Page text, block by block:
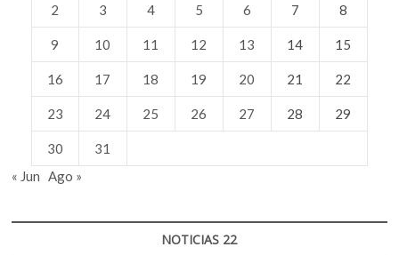
2 3 4 5 6 7 8
9 10 11 12 13 14 15
16 17 18 19 20 21 22
23 24 25 26 27 28 29
30
31
« Jun Ago »
NOTICIAS 22